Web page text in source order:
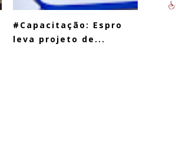
#Capacitação: Espro
leva projeto de...